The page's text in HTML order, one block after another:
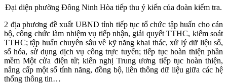
Đại diện phường Đông Ninh Hòa tiếp thu ý kiến của đoàn kiểm tra.
2 địa phương đề xuất UBND tỉnh tiếp tục tổ chức tập huấn cho cán
bộ, công chức làm nhiệm vụ tiếp nhận, giải quyết TTHC, kiểm soát
TTHC; tập huấn chuyên sâu về kỹ năng khai thác, xử lý dữ liệu số,
số hóa, sử dụng dịch vụ công trực tuyến; tiếp tục hoàn thiện phần
mềm Một cửa điện tử; kiến nghị Trung ương tiếp tục hoàn thiện,
nâng cấp một số tính năng, đồng bộ, liên thông dữ liệu giữa các hệ
thống thông tin…